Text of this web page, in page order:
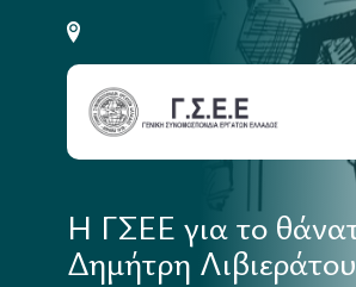
Η ΓΣΕΕ για το
Δημήτρη Λιβιεράτου